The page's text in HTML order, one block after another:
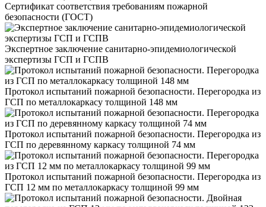
Сертификат соответствия требованиям пожарной
безопасности (ГОСТ)
Экспертное заключение санитарно-эпидемиологической
экспертизы ГСП и ГСПВ
Протокол испытаний пожарной безопасности. Перегородка из
ГСП по металлокаркасу толщиной 148 мм
Протокол испытаний пожарной безопасности. Перегородка из
ГСП по деревянному каркасу толщиной 74 мм
Протокол испытаний пожарной безопасности. Перегородка из
ГСП 12 мм по металлокаркасу толщиной 99 мм